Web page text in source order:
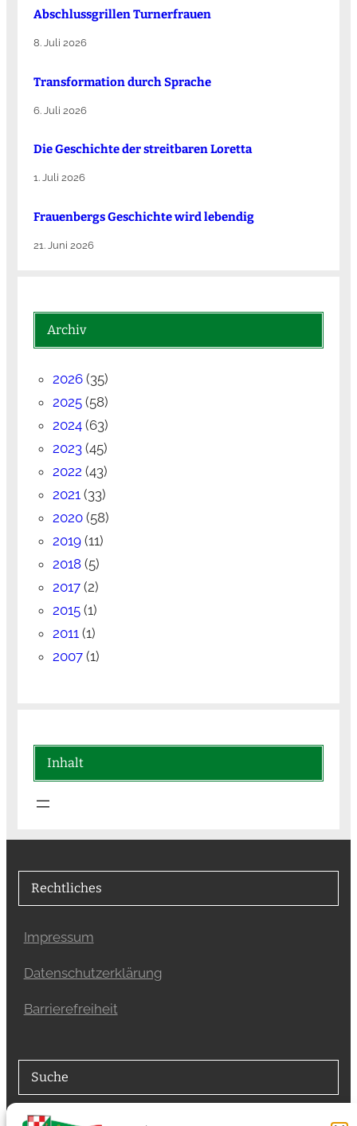
Abschlussgrillen Turnerfrauen
8. Juli 2026
Transformation durch Sprache
6. Juli 2026
Die Ge­schich­te der streit­ba­ren Lo­ret­ta
1. Juli 2026
Frauenbergs Geschichte wird lebendig
21. Juni 2026
Archiv
2026(35)
2025(58)
2024(63)
2023(45)
2022 (43)
2021 (33)
2020(58)
2019(11)
2018(5)
2017(2)
2015(1)
2011 (1)
2007(1)
Inhalt
Rechtliches
Impressum
Datenschutzerklärung
Barrierefreiheit
Suche
Suchfunktion